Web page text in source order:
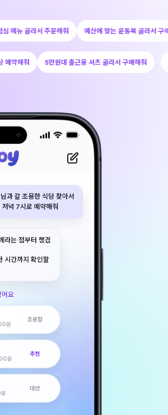
줘 회사 점심 메뉴 골라서 주문해줘 예산에 맞는
5만원대 출근용 셔츠 골라서 구매해줘 오늘 저녁 먹
과 갈 조용한 식당 찾아서
저녁 7시로 예약해줘
라는 점부터 챙겼
시간까지 확인할
요
원
조용함
원
추천
대안